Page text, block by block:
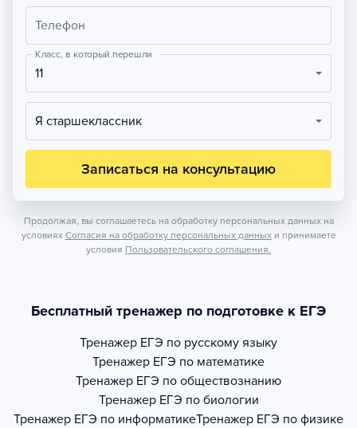
Телефон
Класс, в который перешли
11
Я старшеклассник
Записаться на консультацию
Продолжая, вы соглашаетесь на обработку персональных данных на
условиях Согласия на обработку персональных данных и принимаете
условия Пользовательского соглашения.
Бесплатный тренажер по подготовке к ЕГЭ
Тренажер ЕГЭ по русскому языку
Тренажер ЕГЭ по математике
Тренажер ЕГЭ по обществознанию
Тренажер ЕГЭ по биологии
Тренажер ЕГЭ по информатикеТренажер ЕГЭ по физике